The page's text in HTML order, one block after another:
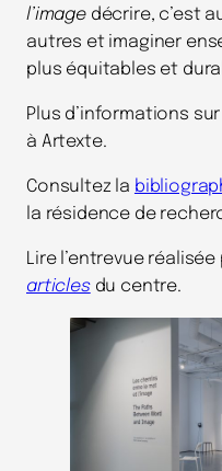
l’image décrire, c’est
autres et imaginer
plus équitables et
Plus d’informations
à Artexte.
Consultez la
la résidence de
Lire l’entrevue
articlesdu centre.